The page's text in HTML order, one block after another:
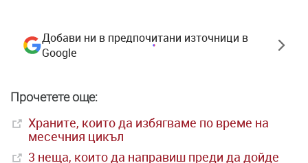
Добави ни в предпочитани източници в
Google
Прочетете още:
Храните, които да избягваме по време на
месечния цикъл
3 неща, които да направиш преди да дойде